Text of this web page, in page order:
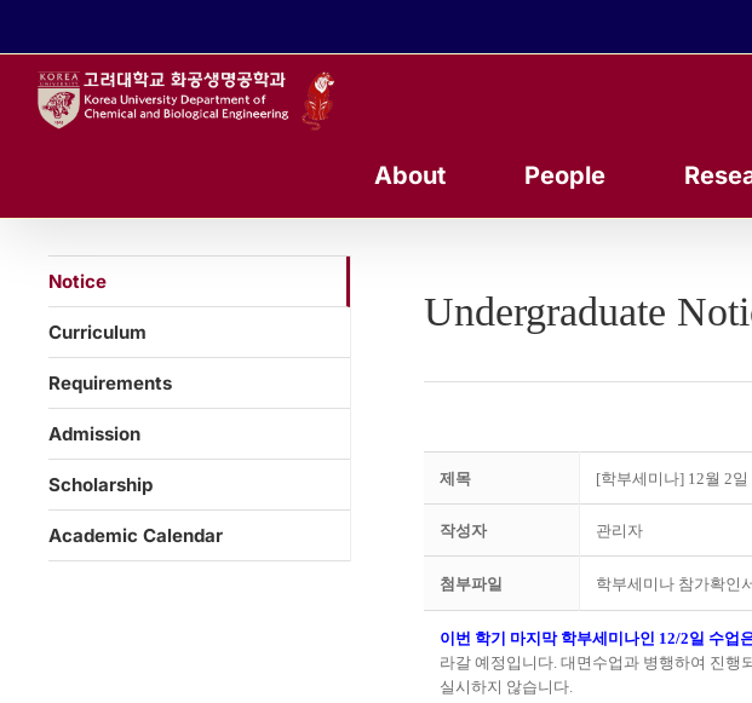
About People
Undergraduate
제목 [학부세미나] 12월 2일
작성자 관리자
첨부파일 학부세미나 참가확인
이번 학기 마지막 학부세미나인 12/2일 수업
라갈 예정입니다. 대면수업과 병행하여 진행
실시하지 않습니다.
Notice
Curriculum
Requirements
Admission
Scholarship
Academic Calendar